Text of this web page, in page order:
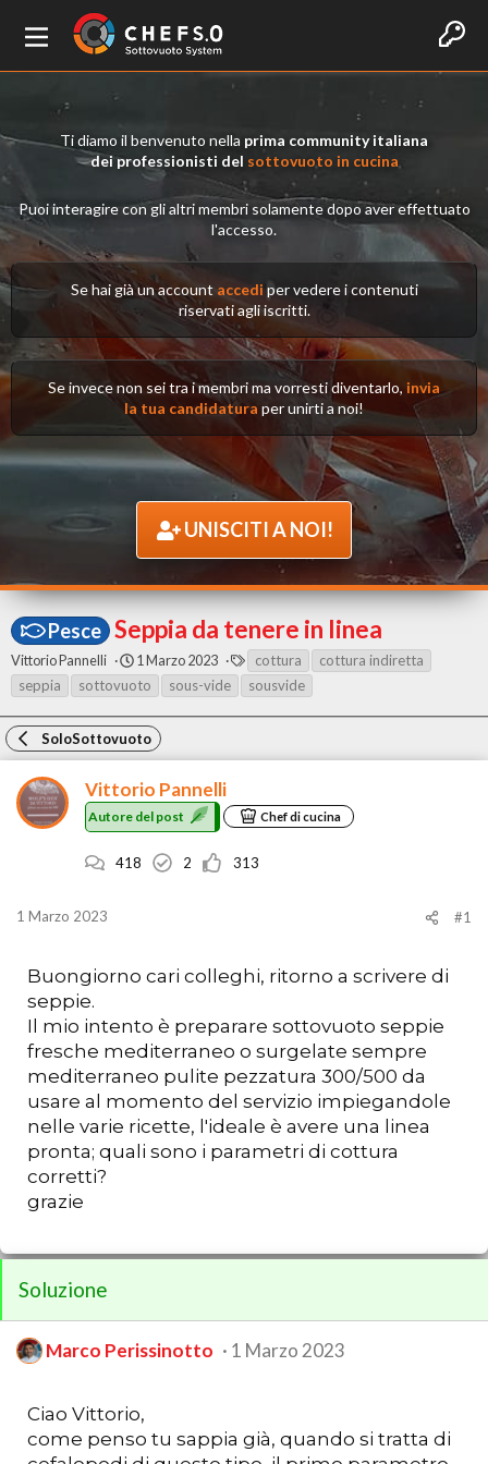
Ti diamo il benvenuto nella prima community italiana
dei professionisti del sottovuoto in cucina
Puoi interagire con gli altri membri solamente dopo aver effettuato
l'accesso.
Se hai già un account accedi per vedere i contenuti
riservati agli iscritti.
Se invece non sei tra i membri ma vorresti diventarlo, invia
la tua candidatura per unirti a noi!
UNISCITI A NOI!
Pesce Seppia da tenere in linea
A
u
t
o
r
e
Vittorio Pannelli
D
a
t
a
d
i
n
i
z
o
1 Marzo 2023
A
G
cottura
cottura indiretta
seppia
sottovuoto sous-vide sousvide
SoloSottovuoto
Vittorio Pannelli
Autore del post Chef di cucina
418 2 313
1 Marzo 2023 #1
Buongiorno cari colleghi, ritorno a scrivere di
seppie.
Il mio intento è preparare sottovuoto seppie
fresche mediterraneo o surgelate sempre
mediterraneo pulite pezzatura 300/500 da
usare al momento del servizio impiegandole
nelle varie ricette, l'ideale è avere una linea
pronta; quali sono i parametri di cottura
corretti?
grazie
Soluzione
Marco Perissinotto 1 Marzo 2023
Ciao Vittorio,
come penso tu sappia già, quando si tratta di